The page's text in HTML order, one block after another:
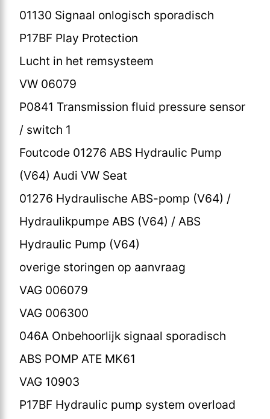
01130 Signaal onlogisch sporadisch
P17BF Play Protection
Lucht in het remsysteem
VW 06079
P0841 Transmission fluid pressure sensor
/ switch 1
Foutcode 01276 ABS Hydraulic Pump
(V64) Audi VW Seat
01276 Hydraulische ABS-pomp (V64) /
Hydraulikpumpe ABS (V64) / ABS
Hydraulic Pump (V64)
overige storingen op aanvraag
VAG 006079
VAG 006300
046A Onbehoorlijk signaal sporadisch
ABS POMP ATE MK61
VAG 10903
P17BF Hydraulic pump system overload